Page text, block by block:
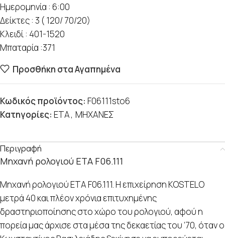
Ημερομηνία : 6:00
Δείκτες : 3 ( 120/ 70/20)
Κλειδί : 401-1520
Μπαταρία :371
Προσθήκη στα Αγαπημένα
Κωδικός προϊόντος: F06111sto6
Κατηγορίες: ETA, ΜΗΧΑΝΕΣ
Περιγραφή
Μηχανή ρολογιού ETA F06.111
Μηχανή ρολογιού ETA F06.111. Η επιχείρηση KOSTELO
μετρά 40 και πλέον χρόνια επιτυχημένης
δραστηριοποίησης στο χώρο του ρολογιού, αφού η
πορεία μας άρχισε στα μέσα της δεκαετίας του ’70, όταν ο